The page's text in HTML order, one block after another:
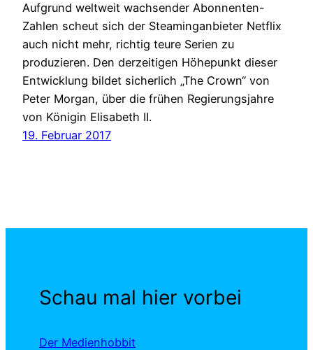
Aufgrund weltweit wachsender Abonnenten-
Zahlen scheut sich der Steaminganbieter Netflix
auch nicht mehr, richtig teure Serien zu
produzieren. Den derzeitigen Höhepunkt dieser
Entwicklung bildet sicherlich „The Crown“ von
Peter Morgan, über die frühen Regierungsjahre
von Königin Elisabeth II.
19. Februar 2017
Schau mal hier vorbei
Der Medienhobbit